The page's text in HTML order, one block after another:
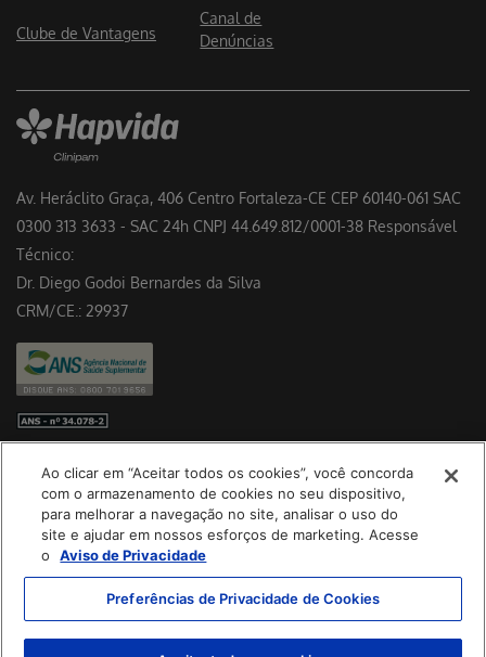
Av. Heráclito Graça, 406 Centro Fortaleza-CE CEP 60140-061 SAC
0300 313 3633 - SAC 24h CNPJ 44.649.812/0001-38 Responsável
Técnico:
Dr. Diego Godoi Bernardes da Silva
CRM/CE.: 29937
Preferências de cookies
Clube de Vantagens
Canal de
Denúncias
Baixe nosso App
Ao clicar em “Aceitar todos os cookies”, você concorda
com o armazenamento de cookies no seu dispositivo,
para melhorar a navegação no site, analisar o uso do
site e ajudar em nossos esforços de marketing. Acesse
o
Aviso de Privacidade
Preferências de Privacidade de Cookies